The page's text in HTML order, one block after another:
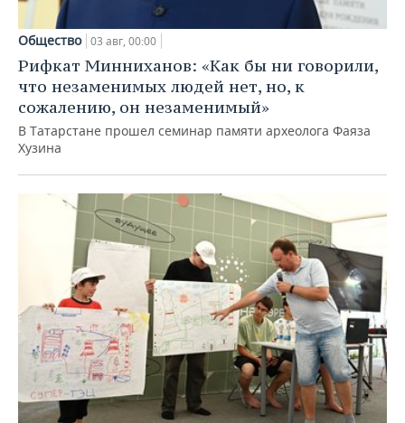
Общество 03 авг, 00:00
Рифкат Минниханов: «Как бы ни говорили,
что незаменимых людей нет, но, к
сожалению, он незаменимый»
В Татарстане прошел семинар памяти археолога Фаяза
Хузина